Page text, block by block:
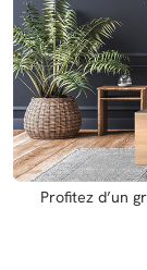
Profitez d’un